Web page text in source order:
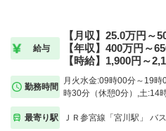
給与
【月収】25.0万円～
【年収】400万円～
【時給】1,900円～
勤務時間
月火水金:09時00分～19
時30分（休憩0分）,土:14
最寄り駅 ＪＲ参宮線「宮川駅」 バ